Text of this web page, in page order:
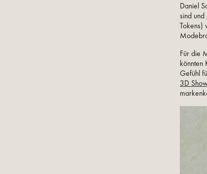
Daniel
sind und
Tokens)
Für die
könnten
Gefühl
3D